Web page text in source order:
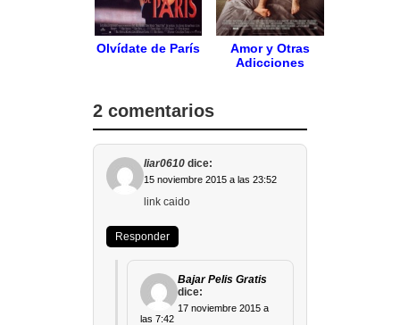
Olvídate de París
Amor y Otras
Adicciones
2 comentarios
liar0610 dice:
15 noviembre 2015 a las 23:52
link caido
Responder
Bajar Pelis Gratis
dice:
17 noviembre 2015 a
las 7:42